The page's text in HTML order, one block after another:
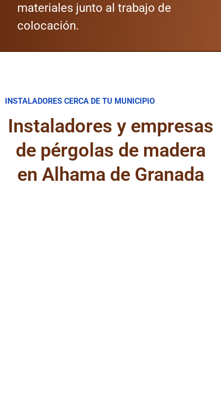
materiales junto al trabajo de
colocación.
INSTALADORES CERCA DE TU MUNICIPIO
Instaladores y empresas
de pérgolas de madera
en Alhama de Granada